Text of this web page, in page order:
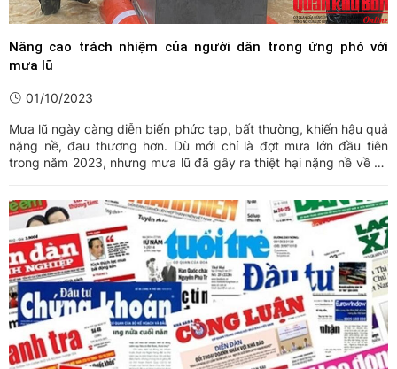
Nâng cao trách nhiệm của người dân trong ứng phó với
mưa lũ
01/10/2023
Mưa lũ ngày càng diễn biến phức tạp, bất thường, khiến hậu quả
nặng nề, đau thương hơn. Dù mới chỉ là đợt mưa lớn đầu tiên
trong năm 2023, nhưng mưa lũ đã gây ra thiệt hại nặng nề về tài